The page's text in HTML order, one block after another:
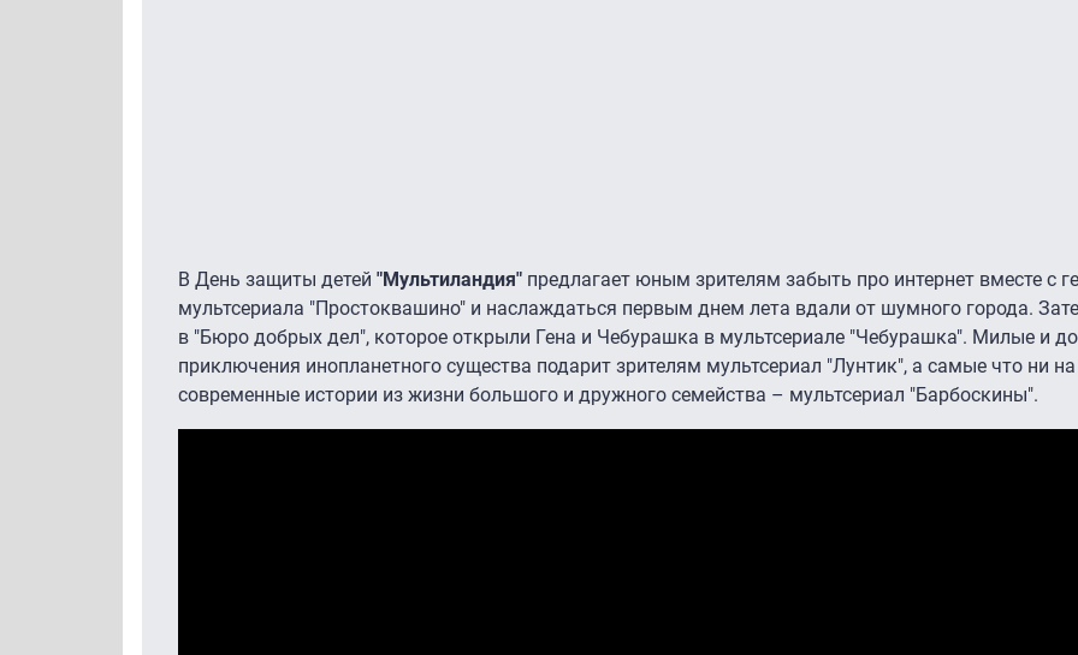
В День защиты детей "Мультиландия" предлагает юным зрителям забыть про интернет вместе с
мультсериала "Простоквашино" и наслаждаться первым днем лета вдали от шумного города.
в "Бюро добрых дел", которое открыли Гена и Чебурашка в мультсериале "Чебурашка". Милые и
приключения инопланетного существа подарит зрителям мультсериал "Лунтик", а самые что ни
современные истории из жизни большого и дружного семейства – мультсериал "Барбоскины".